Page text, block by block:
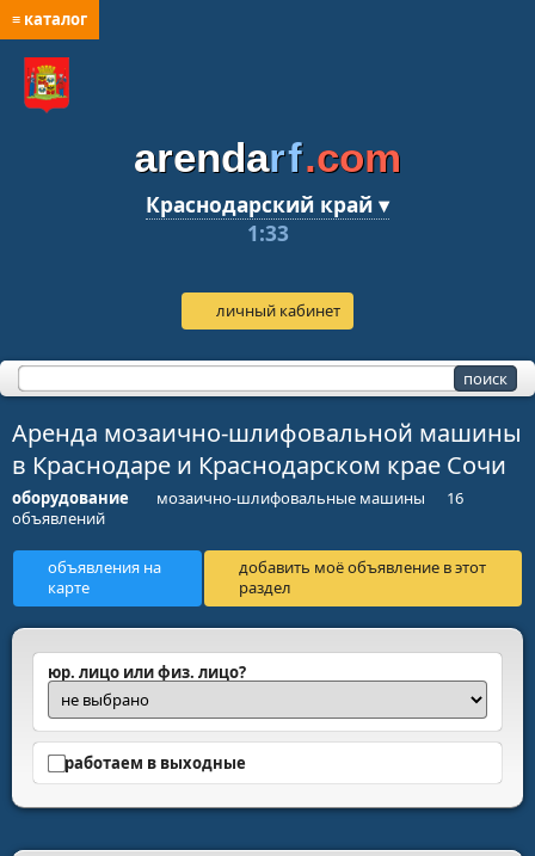
≡ каталог
arendarf.com
Краснодарский край ▾
1:33
личный кабинет
Аренда мозаично-шлифовальной машины
в Краснодаре и Краснодарском крае Сочи
оборудование мозаично-шлифовальные машины
16
объявлений
объявления на
карте
добавить моё объявление в этот
раздел
юр. лицо или физ. лицо?
работаем в выходные